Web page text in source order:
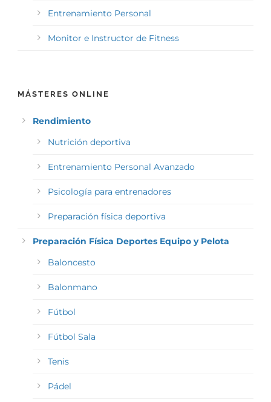
Entrenamiento Personal
Monitor e Instructor de Fitness
MÁSTERES ONLINE
Rendimiento
Nutrición deportiva
Entrenamiento Personal Avanzado
Psicología para entrenadores
Preparación física deportiva
Preparación Física Deportes Equipo y Pelota
Baloncesto
Balonmano
Fútbol
Fútbol Sala
Tenis
Pádel